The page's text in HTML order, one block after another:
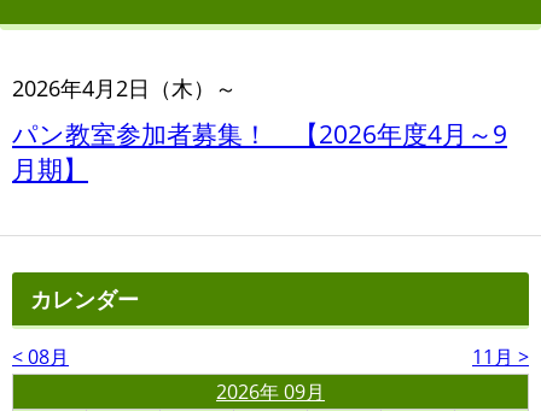
2026年4月2日（木）～
パン教室参加者募集！ 【2026年度4月～9
月期】
カレンダー
< 08月
11月 >
2026年 09月